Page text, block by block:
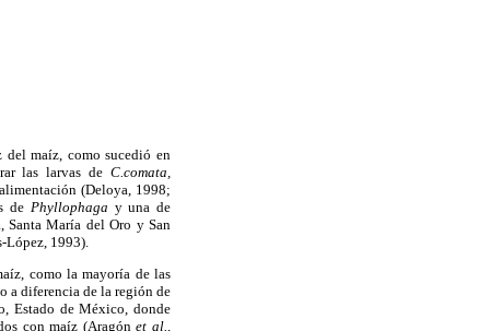
maíz, como sucedió en
las larvas deC.comata,
(Deloya, 1998;
de Phyllophaga y una de
Santa María del Oro y San
López, 1993).
como la mayoría de las
a diferencia de la región de
Estado de México, donde
con maíz (Aragónet al.,